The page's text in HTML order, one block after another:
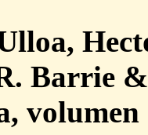
Barrie